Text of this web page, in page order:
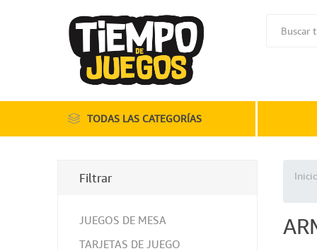
TODAS LAS CATEGORÍAS
Filtrar
JUEGOS DE MESA
TARJETAS DE JUEGO